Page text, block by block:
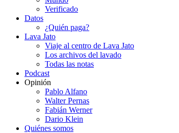
Verificado
Datos
¿Quién paga?
Lava Jato
Viaje al centro de Lava Jato
Los archivos del lavado
Todas las notas
Podcast
Opinión
Pablo Alfano
Walter Pernas
Fabián Werner
Dario Klein
Quiénes somos